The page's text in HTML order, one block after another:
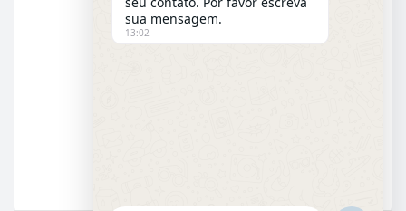
Entrega a domicílio
sua mensagem.
13:02